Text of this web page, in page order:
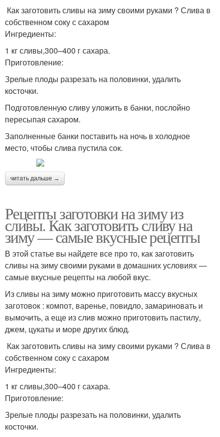
Как заготовить сливы на зиму своими руками ? Слива в
собственном соку с сахаром
Ингредиенты:
1 кг сливы,300–400 г сахара.
Приготовление:
Зрелые плоды разрезать на половинки, удалить
косточки.
Подготовленную сливу уложить в банки, послойно
пересыпая сахаром.
Заполненные банки поставить на ночь в холодное
место, чтобы слива пустила сок.
читать дальше →
Рецепты заготовки на зиму из
сливы. Как заготовить сливу на
зиму — самые вкусные рецепты
В этой статье вы найдете все про то, как заготовить
сливы на зиму своими руками в домашних условиях —
самые вкусные рецепты на любой вкус.
Из сливы на зиму можно приготовить массу вкусных
заготовок : компот, варенье, повидло, замариновать и
вымочить, а еще из слив можно приготовить пастилу,
джем, цукаты и море других блюд.
Как заготовить сливы на зиму своими руками ? Слива в
собственном соку с сахаром
Ингредиенты:
1 кг сливы,300–400 г сахара.
Приготовление:
Зрелые плоды разрезать на половинки, удалить
косточки.